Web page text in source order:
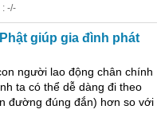
-/-
giúp gia đình phát
người lao động chân chính
ta có thể dễ dàng đi theo
đường đúng đắn) hơn so với